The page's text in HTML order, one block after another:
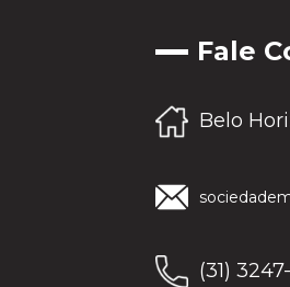
Fale
Belo
(31)